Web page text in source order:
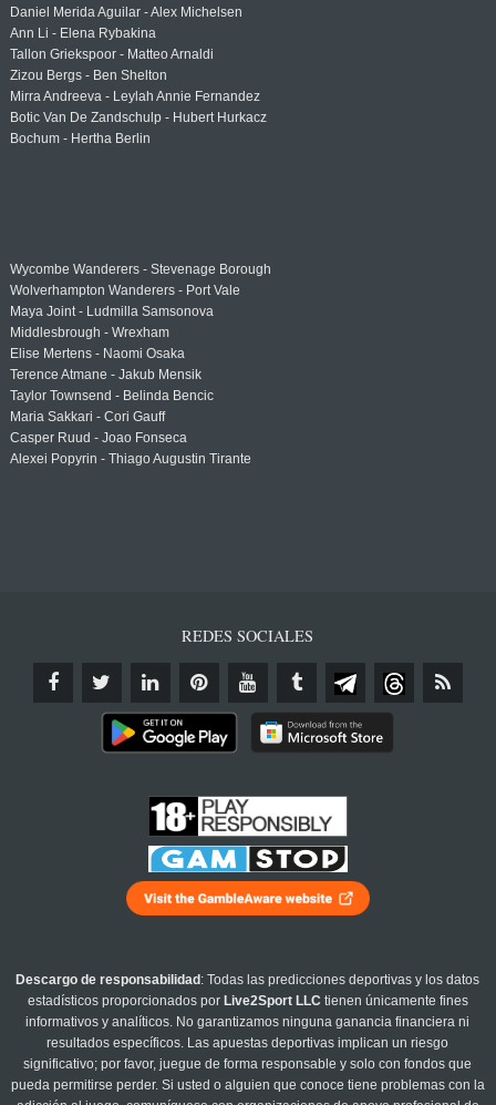
Daniel Merida Aguilar - Alex Michelsen
Ann Li - Elena Rybakina
Tallon Griekspoor - Matteo Arnaldi
Zizou Bergs - Ben Shelton
Mirra Andreeva - Leylah Annie Fernandez
Botic Van De Zandschulp - Hubert Hurkacz
Bochum - Hertha Berlin
Wycombe Wanderers - Stevenage Borough
Wolverhampton Wanderers - Port Vale
Maya Joint - Ludmilla Samsonova
Middlesbrough - Wrexham
Elise Mertens - Naomi Osaka
Terence Atmane - Jakub Mensik
Taylor Townsend - Belinda Bencic
Maria Sakkari - Cori Gauff
Casper Ruud - Joao Fonseca
Alexei Popyrin - Thiago Augustin Tirante
REDES SOCIALES
Descargo de responsabilidad : Todas las predicciones deportivas y los datos
estadísticos proporcionados por Live2Sport LLC tienen únicamente fines
informativos y analíticos. No garantizamos ninguna ganancia financiera ni
resultados específicos. Las apuestas deportivas implican un riesgo
significativo; por favor, juegue de forma responsable y solo con fondos que
pueda permitirse perder. Si usted o alguien que conoce tiene problemas con la